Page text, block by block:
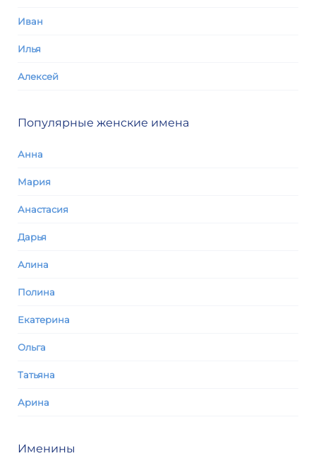
Иван
Илья
Алексей
Популярные женские имена
Анна
Мария
Анастасия
Дарья
Алина
Полина
Екатерина
Ольга
Татьяна
Арина
Именины